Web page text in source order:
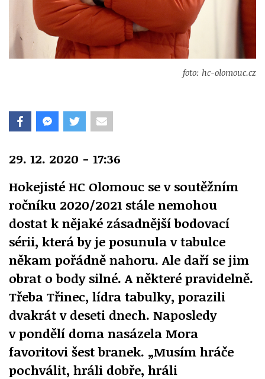
foto: hc-olomouc.cz
29. 12. 2020 - 17:36
Hokejisté HC Olomouc se v soutěžním
ročníku 2020/2021 stále nemohou
dostat k nějaké zásadnější bodovací
sérii, která by je posunula v tabulce
někam pořádně nahoru. Ale daří se jim
obrat o body silné. A některé pravidelně.
Třeba Třinec, lídra tabulky, porazili
dvakrát v deseti dnech. Naposledy
v pondělí doma nasázela Mora
favoritovi šest branek. „Musím hráče
pochválit, hráli dobře, hráli